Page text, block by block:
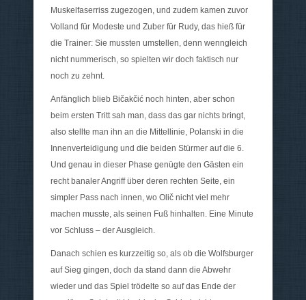
Muskelfaserriss zugezogen, und zudem kamen zuvor
Volland für Modeste und Zuber für Rudy, das hieß für
die Trainer: Sie mussten umstellen, denn wenngleich
nicht nummerisch, so spielten wir doch faktisch nur
noch zu zehnt.
Anfänglich blieb Bičakčić noch hinten, aber schon
beim ersten Tritt sah man, dass das gar nichts bringt,
also stellte man ihn an die Mittellinie, Polanski in die
Innenverteidigung und die beiden Stürmer auf die 6.
Und genau in dieser Phase genügte den Gästen ein
recht banaler Angriff über deren rechten Seite, ein
simpler Pass nach innen, wo Olič nicht viel mehr
machen musste, als seinen Fuß hinhalten. Eine Minute
vor Schluss – der Ausgleich.
Danach schien es kurzzeitig so, als ob die Wolfsburger
auf Sieg gingen, doch da stand dann die Abwehr
wieder und das Spiel trödelte so auf das Ende der